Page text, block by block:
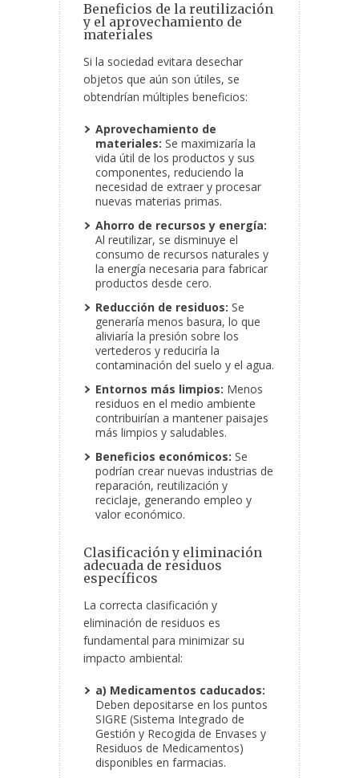
Beneficios de la reutilización
y el aprovechamiento de
materiales
Si la sociedad evitara desechar
objetos que aún son útiles, se
obtendrían múltiples beneficios:
Aprovechamiento de
materiales: Se maximizaría la
vida útil de los productos y sus
componentes, reduciendo la
necesidad de extraer y procesar
nuevas materias primas.
Ahorro de recursos y energía:
Al reutilizar, se disminuye el
consumo de recursos naturales y
la energía necesaria para fabricar
productos desde cero.
Reducción de residuos: Se
generaría menos basura, lo que
aliviaría la presión sobre los
vertederos y reduciría la
contaminación del suelo y el agua.
Entornos más limpios: Menos
residuos en el medio ambiente
contribuirían a mantener paisajes
más limpios y saludables.
Beneficios económicos: Se
podrían crear nuevas industrias de
reparación, reutilización y
reciclaje, generando empleo y
valor económico.
Clasificación y eliminación
adecuada de residuos
específicos
La correcta clasificación y
eliminación de residuos es
fundamental para minimizar su
impacto ambiental:
a) Medicamentos caducados:
Deben depositarse en los puntos
SIGRE (Sistema Integrado de
Gestión y Recogida de Envases y
Residuos de Medicamentos)
disponibles en farmacias.